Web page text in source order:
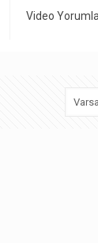
Video